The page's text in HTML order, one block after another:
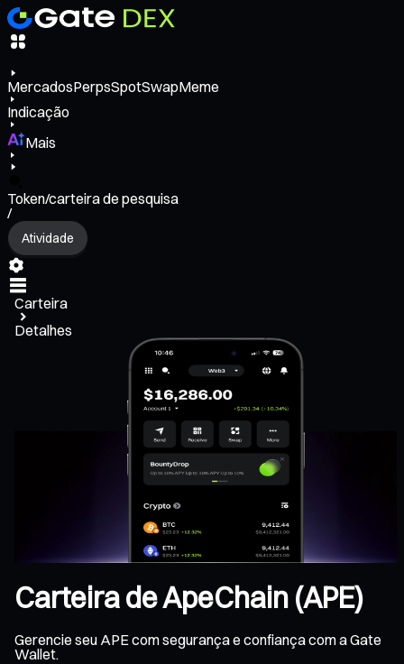
MercadosPerpsSpotSwapMeme
Indicação
Mais
Token/carteira de pesquisa
/
Atividade
Carteira
Detalhes
Carteira de ApeChain (APE)
Gerencie seu APE com segurança e confiança com a Gate
Wallet.